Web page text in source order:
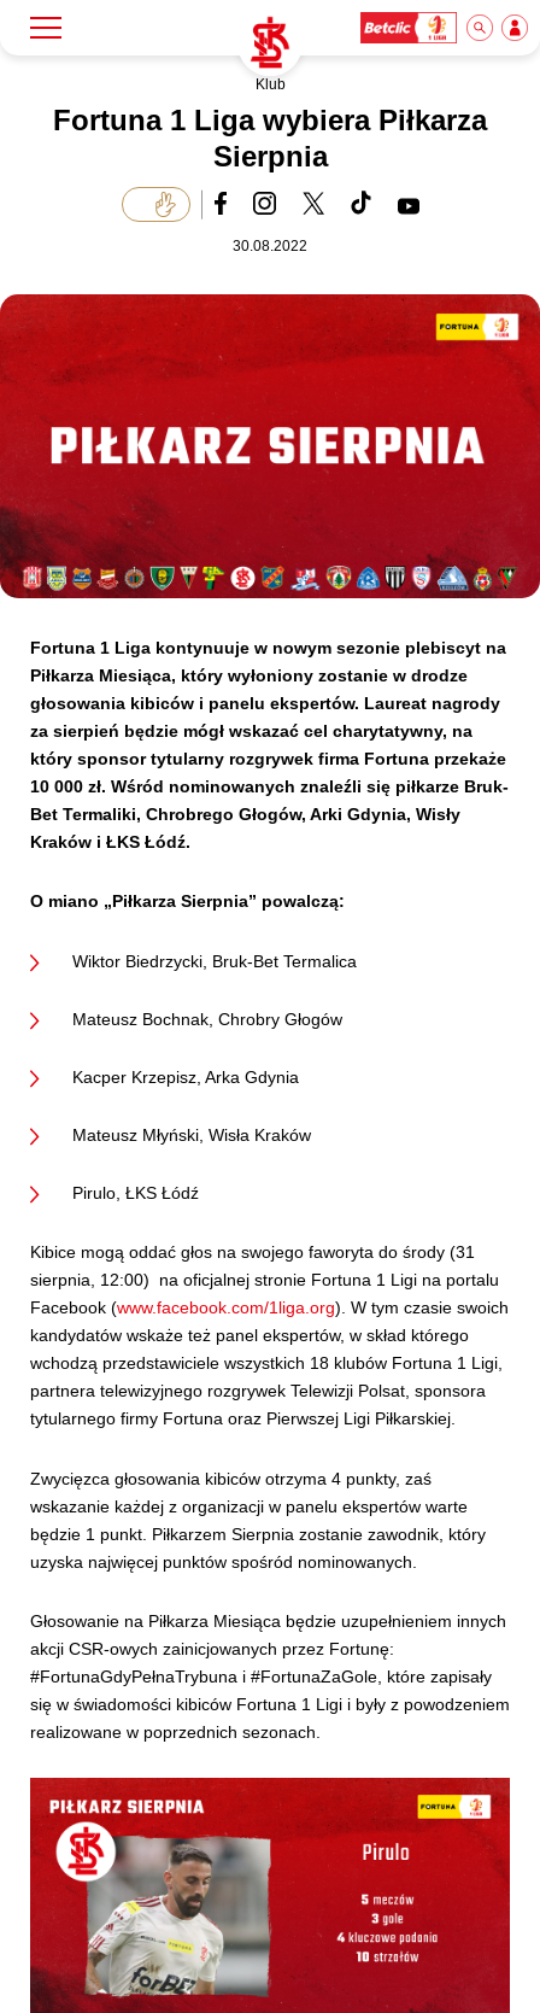
Klub
Akademia
Biznes
Dla mediów
Kibice
Klub
Fortuna 1 Liga wybiera Piłkarza
Sierpnia
30.08.2022
Fortuna 1 Liga kontynuuje w nowym sezonie plebiscyt na
Piłkarza Miesiąca, który wyłoniony zostanie w drodze
głosowania kibiców i panelu ekspertów. Laureat nagrody
za sierpień będzie mógł wskazać cel charytatywny, na
który sponsor tytularny rozgrywek firma Fortuna przekaże
10 000 zł. Wśród nominowanych znaleźli się piłkarze Bruk-
Bet Termaliki, Chrobrego Głogów, Arki Gdynia, Wisły
Kraków i ŁKS Łódź.
O miano „Piłkarza Sierpnia” powalczą:
Wiktor Biedrzycki, Bruk-Bet Termalica
Mateusz Bochnak, Chrobry Głogów
Kacper Krzepisz, Arka Gdynia
Mateusz Młyński, Wisła Kraków
Pirulo, ŁKS Łódź
Kibice mogą oddać głos na swojego faworyta do środy (31
sierpnia, 12:00) na oficjalnej stronie Fortuna 1 Ligi na portalu
Facebook (www.facebook.com/1liga.org). W tym czasie swoich
kandydatów wskaże też panel ekspertów, w skład którego
wchodzą przedstawiciele wszystkich 18 klubów Fortuna 1 Ligi,
partnera telewizyjnego rozgrywek Telewizji Polsat, sponsora
tytularnego firmy Fortuna oraz Pierwszej Ligi Piłkarskiej.
Zwycięzca głosowania kibiców otrzyma 4 punkty, zaś
wskazanie każdej z organizacji w panelu ekspertów warte
będzie 1 punkt. Piłkarzem Sierpnia zostanie zawodnik, który
uzyska najwięcej punktów spośród nominowanych.
Głosowanie na Piłkarza Miesiąca będzie uzupełnieniem innych
akcji CSR-owych zainicjowanych przez Fortunę:
#FortunaGdyPełnaTrybuna i #FortunaZaGole, które zapisały
się w świadomości kibiców Fortuna 1 Ligi i były z powodzeniem
realizowane w poprzednich sezonach.